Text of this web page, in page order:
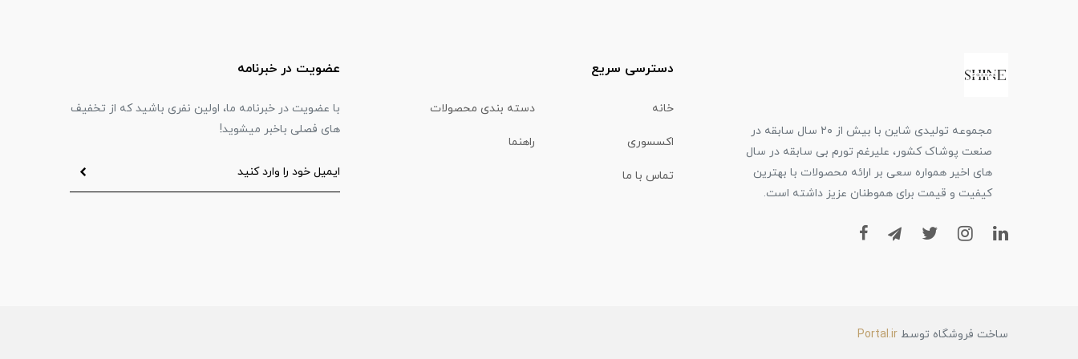
مجموعه تولیدی شاین با بیش از ۲۰ سال سابقه در
صنعت پوشاک کشور، علیرغم تورم بی سابقه در سال
های اخیر همواره سعی بر ارائه محصولات با بهترین
کیفیت و قیمت برای هموطنان عزیز داشته است.
دسترسی سریع
خانه دسته بندی محصولات
اکسسوری راهنما
تماس با ما
عضویت در خبرنامه
با عضویت در خبرنامه ما، اولین نفری باشید که از تخفیف
های فصلی باخبر میشوید!
ساخت فروشگاه توسط Portal.ir